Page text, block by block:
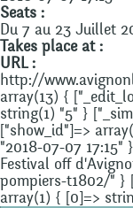
Seats :
Du 7 au 23 Juillet
Takes place at :
URL :
http://
array(13) {
string(1) "5" }
["show_id"]=>
"2018-07-07
Festival off
pompiers-t1802/" }
array(1) { [0]=>